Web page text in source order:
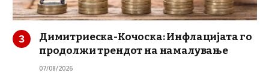
Димитриеска-Кочоска: Инфлацијата го
продолжи трендот на намалување
07/08/2026